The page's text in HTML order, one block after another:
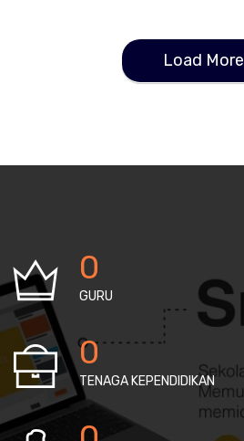
Load More
0
GURU
0
TENAGA KEPENDIDIKAN